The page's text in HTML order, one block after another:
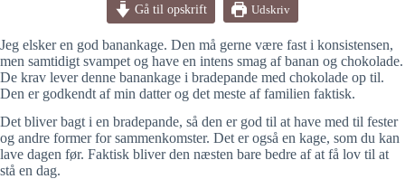
Gå til opskrift Udskriv
Jeg elsker en god banankage. Den må gerne være fast i konsistensen,
men samtidigt svampet og have en intens smag af banan og chokolade.
De krav lever denne banankage i bradepande med chokolade op til.
Den er godkendt af min datter og det meste af familien faktisk.
Det bliver bagt i en bradepande, så den er god til at have med til fester
og andre former for sammenkomster. Det er også en kage, som du kan
lave dagen før. Faktisk bliver den næsten bare bedre af at få lov til at
stå en dag.